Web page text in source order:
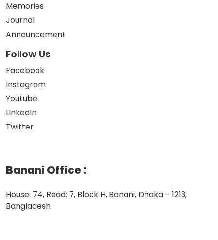
Memories
Journal
Announcement
Follow Us
Facebook
Instagram
Youtube
LinkedIn
Twitter
Banani Office:
House: 74, Road: 7, Block H, Banani, Dhaka – 1213,
Bangladesh